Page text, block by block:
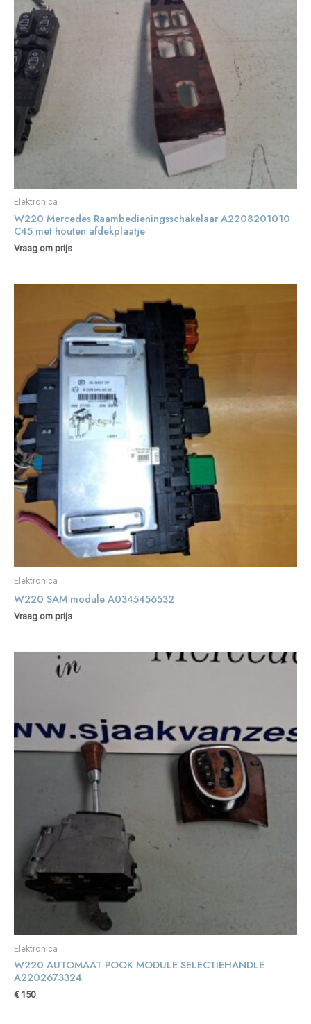
Elektronica
W220 Mercedes Raambedieningsschakelaar A2208201010
C45 met houten afdekplaatje
Vraag om prijs
Elektronica
W220 SAM module A0345456532
Vraag om prijs
Elektronica
W220 AUTOMAAT POOK MODULE SELECTIEHANDLE
A2202673324
€150